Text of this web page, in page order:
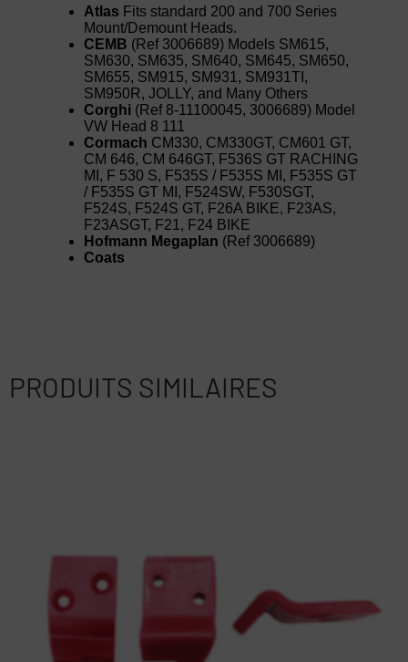
Atlas Fits standard 200 and 700 Series
Mount/Demount Heads.
CEMB (Ref 3006689) Models SM615,
SM630, SM635, SM640, SM645, SM650,
SM655, SM915, SM931, SM931TI,
SM950R, JOLLY, and Many Others
Corghi (Ref 8-11100045, 3006689) Model
VW Head 8 111
Cormach CM330, CM330GT, CM601 GT,
CM 646, CM 646GT, F536S GT RACHING
MI, F 530 S, F535S / F535S MI, F535S GT
/ F535S GT MI, F524SW, F530SGT,
F524S, F524S GT, F26A BIKE, F23AS,
F23ASGT, F21, F24 BIKE
Hofmann Megaplan (Ref 3006689)
Coats
PRODUITS SIMILAIRES